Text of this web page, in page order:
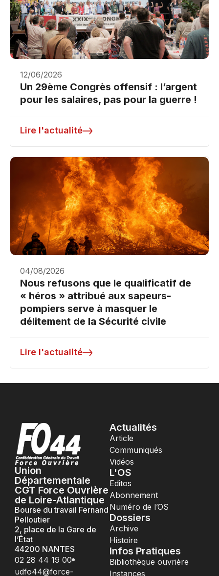
12/06/2026
Un 29ème Congrès offensif : l’argent
pour les salaires, pas pour la guerre !
Lire l'actualité
04/08/2026
Nous refusons que le qualificatif de
« héros » attribué aux sapeurs-
pompiers serve à masquer le
délitement de la Sécurité civile
Lire l'actualité
Union
Départementale
CGT Force Ouvrière
de Loire-Atlantique
Bourse du travail Fernand
Pelloutier
2, place de la Gare de
l’État
44200 NANTES
02 28 44 19 00
udfo44@force-
Actualités
Article
Communiqués
Vidéos
L'OS
Editos
Abonnement
Numéro de l’OS
Dossiers
Archive
Histoire
Infos Pratiques
Bibliothèque ouvrière
Instances